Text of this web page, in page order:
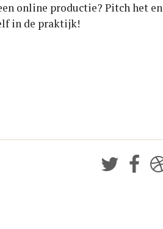
online productie? Pitch het
in de praktijk!
 